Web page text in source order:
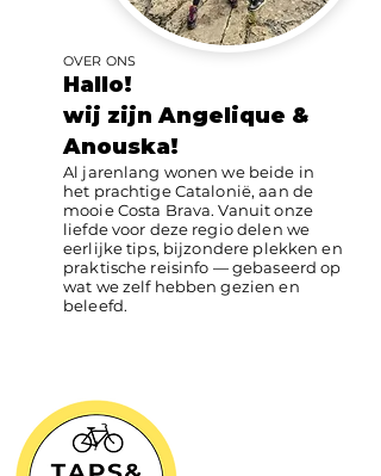
Hallo!
wij zijn Angelique &
Anouska!
OVER ONS
Al jarenlang wonen we beide in
het prachtige Catalonië, aan de
mooie Costa Brava. Vanuit onze
liefde voor deze regio delen we
eerlijke tips, bijzondere plekken en
praktische reisinfo — gebaseerd op
wat we zelf hebben gezien en
beleefd.